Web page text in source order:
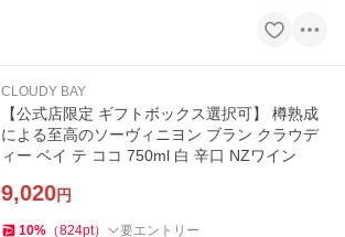
CLOUDY BAY
【公式店限定 ギフトボックス選択可】 樽熟成
による至高のソーヴィニヨン ブラン クラウデ
ィー ベイ テ ココ 750ml 白 辛口 NZワイン
9,020円
10% （824pt） 要エントリー